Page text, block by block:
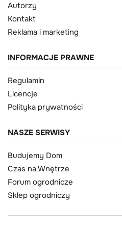
Autorzy
Kontakt
Reklama i marketing
INFORMACJE PRAWNE
Regulamin
Licencje
Polityka prywatności
NASZE SERWISY
Budujemy Dom
Czas na Wnętrze
Forum ogrodnicze
Sklep ogrodniczy